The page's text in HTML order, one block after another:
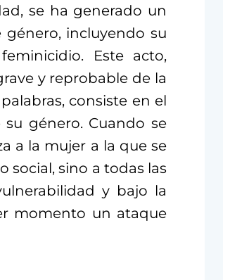
se ha generado un
incluyendo su
Este acto,
y reprobable de la
consiste en el
género. Cuando se
a la mujer a la que se
social, sino a todas las
y bajo la
momento un ataque